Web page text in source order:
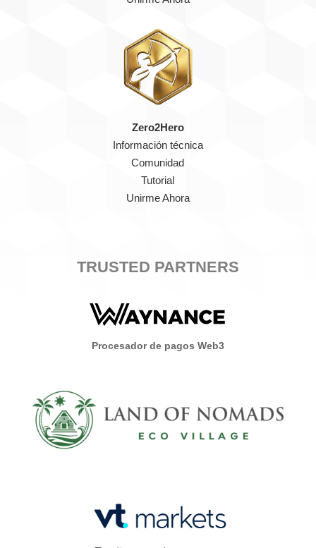
Zero2Hero
Información técnica
Comunidad
Tutorial
Unirme Ahora
TRUSTED PARTNERS
Procesador de pagos Web3